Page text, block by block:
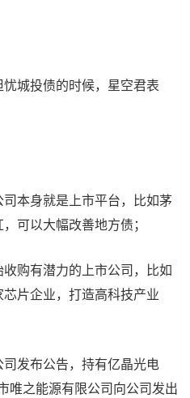
城投债的时候，星空君表
本身就是上市平台，比如茅
可以大幅改善地方债；
购有潜力的上市公司，比如
片企业，打造高科技产业
发布公告，持有亿晶光电
唯之能源有限公司向公司发出